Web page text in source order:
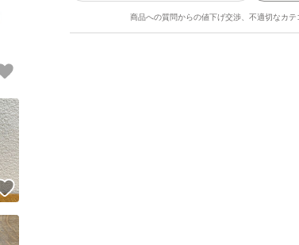
ン #フィットミー120 #リキッドファン
績について
ーザーにバッジを付与しています
商品への質問からの値下げ交渉、不適切なカ
いいね！